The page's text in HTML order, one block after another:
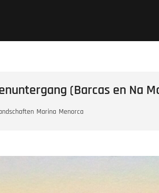
(Barcas en Na
Marina Menorca